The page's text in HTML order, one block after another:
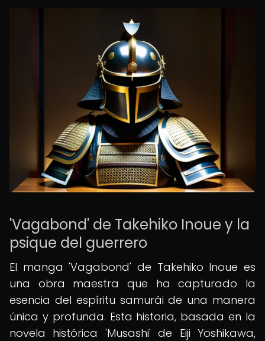
'Vagabond' de Takehiko Inoue y la
psique del guerrero
El manga 'Vagabond' de Takehiko Inoue es
una obra maestra que ha capturado la
esencia del espíritu samurái de una manera
única y profunda. Esta historia, basada en la
novela histórica 'Musashi' de Eiji Yoshikawa,